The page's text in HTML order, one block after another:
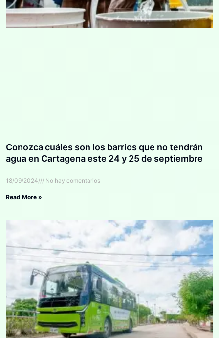
Conozca cuáles son los barrios que no tendrán
agua en Cartagena este 24 y 25 de septiembre
18/09/2024 No hay comentarios
Read More »